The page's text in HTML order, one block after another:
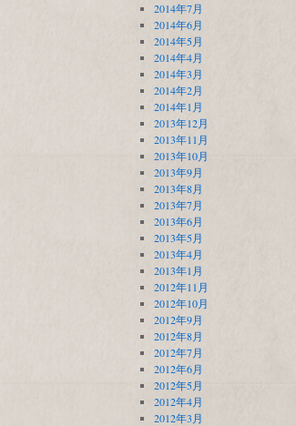
2014年7月
2014年6月
2014年5月
2014年4月
2014年3月
2014年2月
2014年1月
2013年12月
2013年11月
2013年10月
2013年9月
2013年8月
2013年7月
2013年6月
2013年5月
2013年4月
2013年1月
2012年11月
2012年10月
2012年9月
2012年8月
2012年7月
2012年6月
2012年5月
2012年4月
2012年3月